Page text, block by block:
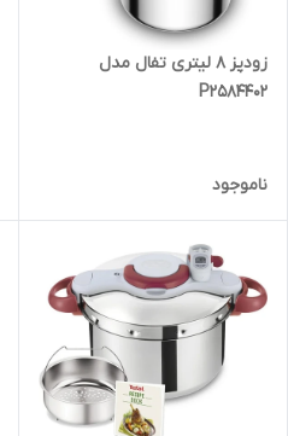
زودپز 8 لیتری تفال مدل
P2584402
ناموجود